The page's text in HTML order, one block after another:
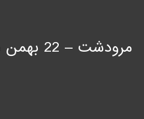
مرودشت – 22 بهمن شمالی